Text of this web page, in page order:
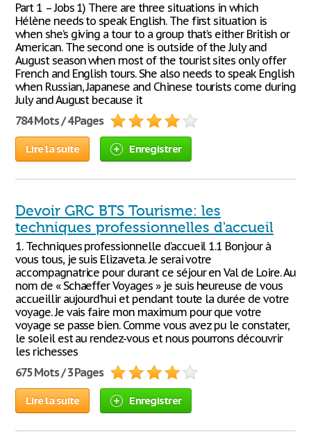
Part 1 – Jobs 1) There are three situations in which
Hélène needs to speak English. The first situation is
when she’s giving a tour to a group that’s either British or
American. The second one is outside of the July and
August season when most of the tourist sites only offer
French and English tours. She also needs to speak English
when Russian, Japanese and Chinese tourists come during
July and August because it
784 Mots / 4 Pages
Lire la suite Enregistrer
Devoir GRC BTS Tourisme: les
techniques professionnelles d'accueil
1. Techniques professionnelle d’accueil 1.1 Bonjour à
vous tous, je suis Elizaveta. Je serai votre
accompagnatrice pour durant ce séjour en Val de Loire. Au
nom de « Schaeffer Voyages » je suis heureuse de vous
accueillir aujourd’hui et pendant toute la durée de votre
voyage. Je vais faire mon maximum pour que votre
voyage se passe bien. Comme vous avez pu le constater,
le soleil est au rendez-vous et nous pourrons découvrir
les richesses
675 Mots / 3 Pages
Lire la suite Enregistrer